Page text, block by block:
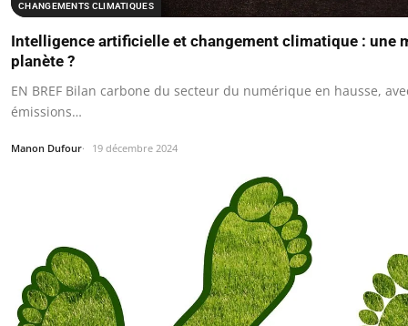
CHANGEMENTS CLIMATIQUES
Intelligence artificielle et changement climatique : une
planète ?
EN BREF Bilan carbone du secteur du numérique en hausse,
émissions…
Manon Dufour 19 décembre 2024